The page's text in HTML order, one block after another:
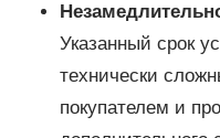
Указанный срок
технически
покупателем и